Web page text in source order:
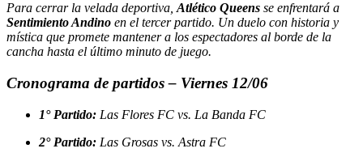
Para cerrar la velada deportiva, Atlético Queens se enfrentará a
Sentimiento Andino en el tercer partido. Un duelo con historia y
mística que promete mantener a los espectadores al borde de la
cancha hasta el último minuto de juego.
Cronograma de partidos – Viernes 12/06
1° Partido: Las Flores FC vs. La Banda FC
2° Partido: Las Grosas vs. Astra FC